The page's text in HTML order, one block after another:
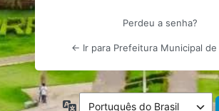
Perdeu a senha?
← Ir para Prefeitura Municipal de
Idioma